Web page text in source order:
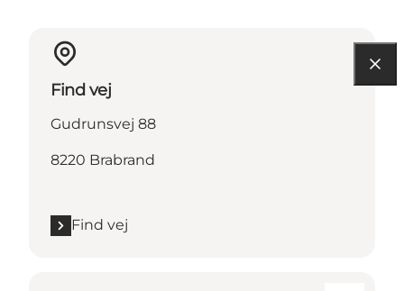
Find vej
Gudrunsvej 88
8220 Brabrand
Find vej